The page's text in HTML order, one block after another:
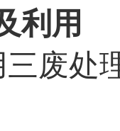
利用
废处